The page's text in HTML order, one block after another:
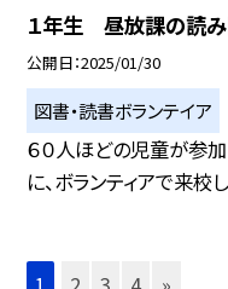
１年生 昼放課の読
公開日 2025/01/30
図書・読書ボランテイア
６０人ほどの児童が参
に、ボランティアで来校し